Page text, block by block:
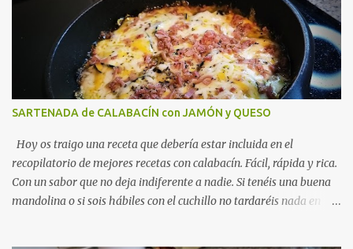
SARTENADA de CALABACÍN con JAMÓN y QUESO
Hoy os traigo una receta que debería estar incluida en el
recopilatorio de mejores recetas con calabacín. Fácil, rápida y rica.
Con un sabor que no deja indiferente a nadie. Si tenéis una buena
mandolina o si sois hábiles con el cuchillo no tardaréis nada en